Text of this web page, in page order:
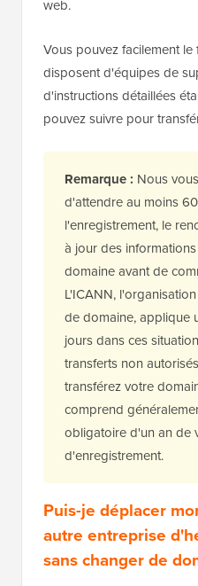
web.
Vous pouvez facilement
disposent d'équipes de
d'instructions détaillées
pouvez suivre pour
Remarque : Nous
d'attendre au moins
l'enregistrement, le
à jour des
domaine avant de
L'ICANN,
de domaine, applique
jours dans ces
transferts non
transférez votre
comprend
obligatoire d'un an de
d'enregistrement.
Puis-je déplacer
autre entreprise
sans changer de